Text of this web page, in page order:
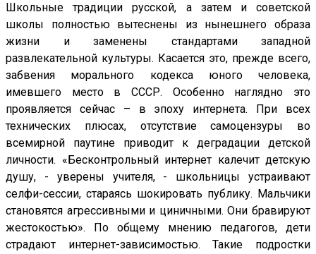
Школьные традиции русской, а затем и советской
школы полностью вытеснены из нынешнего образа
жизни и заменены стандартами западной
развлекательной культуры. Касается это, прежде всего,
забвения морального кодекса юного человека,
имевшего место в СССР. Особенно наглядно это
проявляется сейчас – в эпоху интернета. При всех
технических плюсах, отсутствие самоцензуры во
всемирной паутине приводит к деградации детской
личности. «Бесконтрольный интернет калечит детскую
душу, - уверены учителя, - школьницы устраивают
селфи-сессии, стараясь шокировать публику. Мальчики
становятся агрессивными и циничными. Они бравируют
жестокостью». По общему мнению педагогов, дети
страдают интернет-зависимостью. Такие подростки